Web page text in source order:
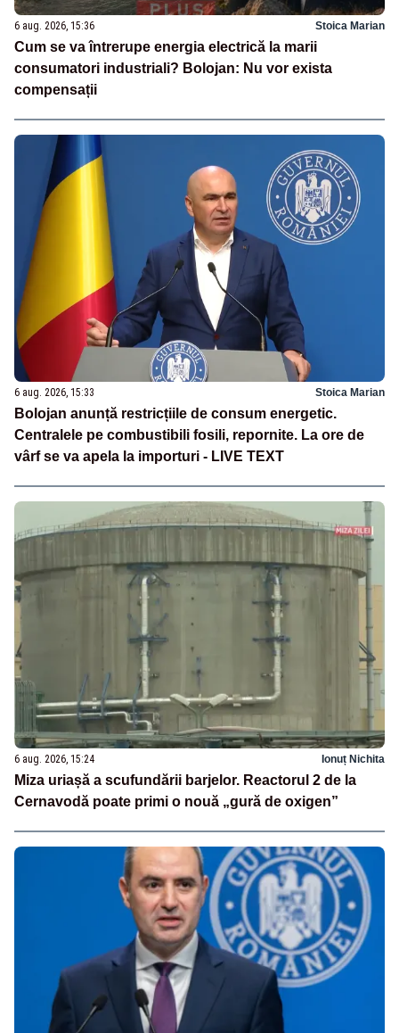
6 aug. 2026, 15:36 Stoica Marian
Cum se va întrerupe energia electrică la marii
consumatori industriali? Bolojan: Nu vor exista
compensații
6 aug. 2026, 15:33 Stoica Marian
Bolojan anunță restricțiile de consum energetic.
Centralele pe combustibili fosili, repornite. La ore de
vârf se va apela la importuri - LIVE TEXT
6 aug. 2026, 15:24 Ionuț Nichita
Miza uriașă a scufundării barjelor. Reactorul 2 de la
Cernavodă poate primi o nouă „gură de oxigen”